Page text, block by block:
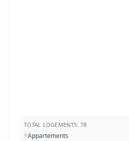
TOTAL LOGEMENTS: 78
Appartements